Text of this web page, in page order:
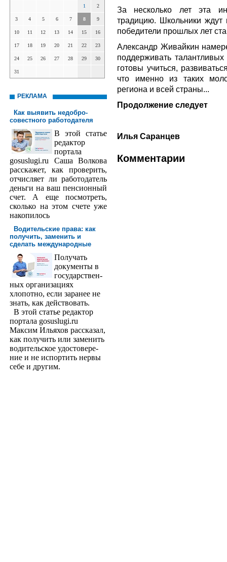
1 2
3 4 5 6 7 8 9
10 11 12 13 14 15 16
17 18 19 20 21 22 23
24 25 26 27 28 29 30
31
РЕКЛАМА
Как выявить недобро­
совестного работодателя
В этой статье
редактор
порта­ла
gosuslugi.ru Саша Волкова
расскажет, как проверить,
отчисляет ли работодатель
деньги на ваш пенсионный
счет. А еще посмотреть,
сколько на этом счете уже
накопилось
Водительские права: как
получить, заменить и
сделать международ­ные
Получать
доку­менты в
государствен­
ных организациях
хлопотно, если заранее не
знать, как действовать.
В этой статье редактор
портала gosuslugi.ru
Максим Ильяхов рассказал,
как получить или заменить
водительское удостовере­
ние и не испортить нервы
себе и другим.
За несколько лет эта
традицию. Школьники ждут
победители прошлых лет
Александр Живайкин
поддерживать
готовы учиться,
что именно из таких
региона и всей страны...
Продолжение следует
Илья Саранцев
Комментарии